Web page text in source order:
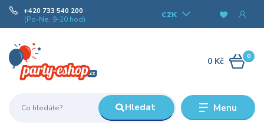
Menu
CZK
Hledat
+420 733 540 200
(Po-Ne, 9-20 hod)
0
0 Kč